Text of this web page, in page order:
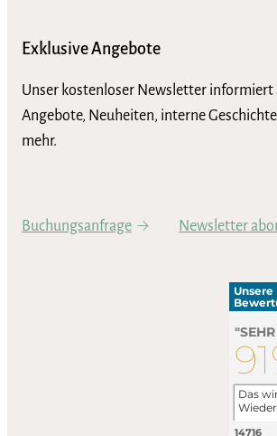
Exklusive Angebote
Unser kostenloser Newsletter informiert
Angebote, Neuheiten, interne
mehr.
Buchungsanfrage Newsletter